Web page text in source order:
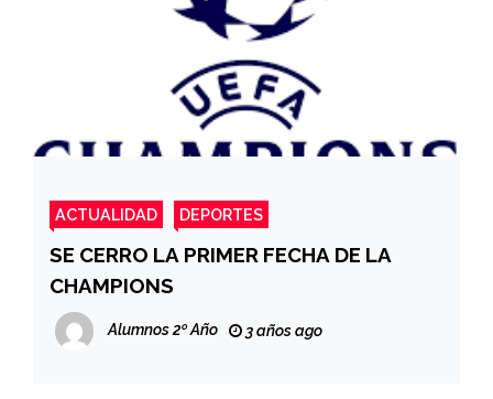
ACTUALIDAD DEPORTES
SE CERRO LA PRIMER FECHA DE LA
CHAMPIONS
Alumnos 2º Año 3 años ago